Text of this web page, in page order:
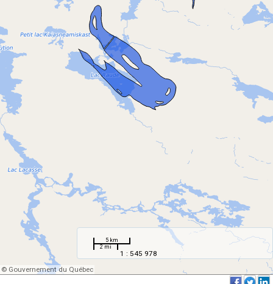
5 km
2 mi
1 : 545 978
© Gouvernement du Québec